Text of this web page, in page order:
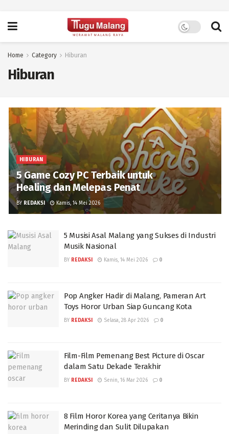
Home Category Hiburan
Hiburan
HIBURAN
5 Game Cozy PC Terbaik untuk
Healing dan Melepas Penat
BY REDAKSI Kamis, 14 Mei 2026
5 Musisi Asal Malang yang Sukses di Industri
Musik Nasional
BY REDAKSI Kamis, 14 Mei 2026 0
Pop Angker Hadir di Malang, Pameran Art
Toys Horor Urban Siap Guncang Kota
BY REDAKSI Selasa, 28 Apr 2026 0
Film-Film Pemenang Best Picture di Oscar
dalam Satu Dekade Terakhir
BY REDAKSI Senin, 16 Mar 2026 0
8 Film Horor Korea yang Ceritanya Bikin
Merinding dan Sulit Dilupakan